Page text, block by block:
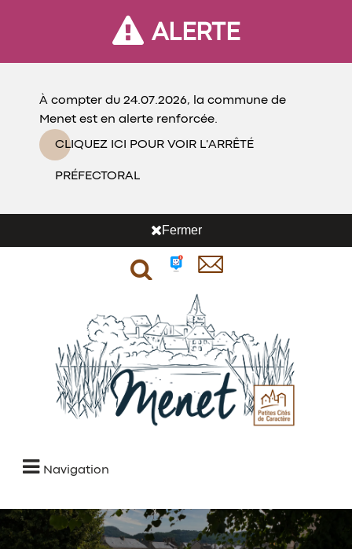
ALERTE
À compter du 24.07.2026, la commune de
Menet est en alerte renforcée.
CLIQUEZ ICI POUR VOIR L'ARRÊTÉ
PRÉFECTORAL
Fermer
Navigation